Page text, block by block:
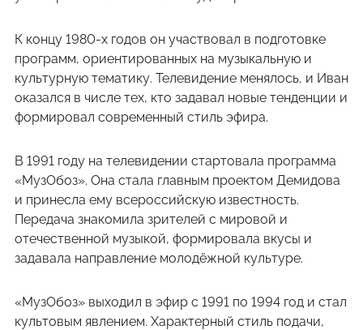
К концу 1980-х годов он участвовал в подготовке
программ, ориентированных на музыкальную и
культурную тематику. Телевидение менялось, и Иван
оказался в числе тех, кто задавал новые тенденции и
формировал современный стиль эфира.
В 1991 году на телевидении стартовала программа
«МузОбоз». Она стала главным проектом Демидова
и принесла ему всероссийскую известность.
Передача знакомила зрителей с мировой и
отечественной музыкой, формировала вкусы и
задавала направление молодёжной культуре.
«МузОбоз» выходил в эфир с 1991 по 1994 год и стал
культовым явлением. Характерный стиль подачи,